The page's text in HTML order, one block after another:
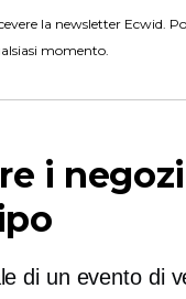
la newsletter Ecwid.
momento.
i
di un evento di